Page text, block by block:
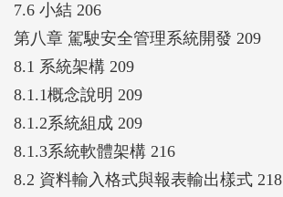
7.6 小結 206
第八章 駕駛安全管理系統開發 209
8.1 系統架構 209
8.1.1概念說明 209
8.1.2系統組成 209
8.1.3系統軟體架構 216
8.2 資料輸入格式與報表輸出樣式 218